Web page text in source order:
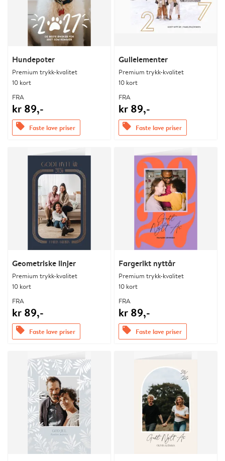
Hundepoter
Premium trykk-kvalitet
10 kort
FRA
kr 89,-
offers Faste lave priser
Gullelementer
Premium trykk-kvalitet
10 kort
FRA
kr 89,-
offers Faste lave priser
Geometriske linjer
Premium trykk-kvalitet
10 kort
FRA
kr 89,-
offers Faste lave priser
Fargerikt nyttår
Premium trykk-kvalitet
10 kort
FRA
kr 89,-
offers Faste lave priser